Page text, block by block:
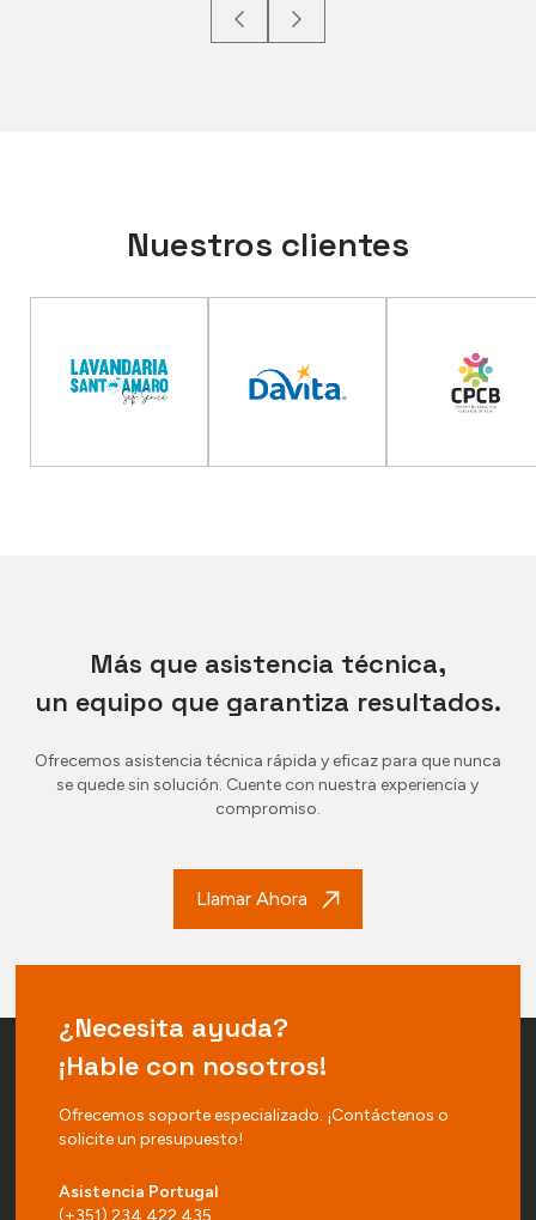
Nuestros clientes
Más que asistencia técnica,
un equipo que garantiza resultados.
Ofrecemos asistencia técnica rápida y eficaz para que nunca
se quede sin solución. Cuente con nuestra experiencia y
compromiso.
Llamar Ahora
¿Necesita ayuda?
¡Hable con nosotros!
Ofrecemos soporte especializado. ¡Contáctenos o
solicite un presupuesto!
Asistencia Portugal
(+351) 234 422 435